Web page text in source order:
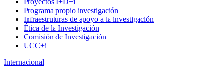
Proyectos I+D+i
Programa propio investigación
Infraestruturas de apoyo a la investigación
Ética de la Investigación
Comisión de Investigación
UCC+i
Internacional